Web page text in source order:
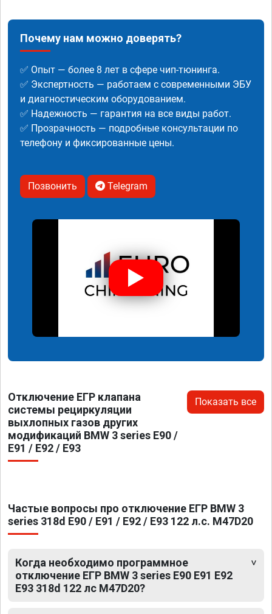
Почему нам можно доверять?
✅ Опыт — более 8 лет в сфере чип-тюнинга.
✅ Экспертность — работаем с современными ЭБУ
и диагностическим оборудованием.
✅ Надежность — гарантия на все виды работ.
✅ Прозрачность — подробные консультации по
телефону и фиксированные цены.
Позвонить Telegram
Отключение ЕГР клапана
системы рециркуляции
выхлопных газов других
модификаций BMW 3 series E90 /
E91 / E92 / E93
Показать все
Частые вопросы про отключение ЕГР BMW 3
series 318d E90 / E91 / E92 / E93 122 л.с. M47D20
Когда необходимо программное
отключение ЕГР BMW 3 series E90 E91 E92
E93 318d 122 лс M47D20?